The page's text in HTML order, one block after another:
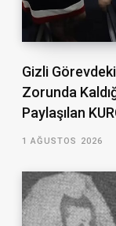
Gizli
Zorunda
Paylaşılan
1 AĞUSTOS 2026